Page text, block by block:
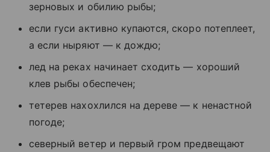
зерновых и обилию рыбы;
если гуси активно купаются, скоро потеплеет,
а если ныряют — к дождю;
лед на реках начинает сходить — хороший
клев рыбы обеспечен;
тетерев нахохлился на дереве — к ненастной
погоде;
северный ветер и первый гром предвещают